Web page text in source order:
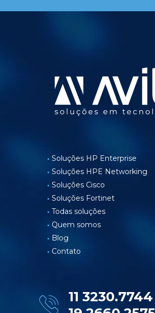
Soluções HP Enterprise
Soluções HPE Networking
Soluções Cisco
Soluções Fortinet
Todas soluções
Quem somos
Blog
Contato
11 3230.7744